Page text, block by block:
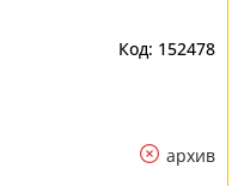
152478
архив